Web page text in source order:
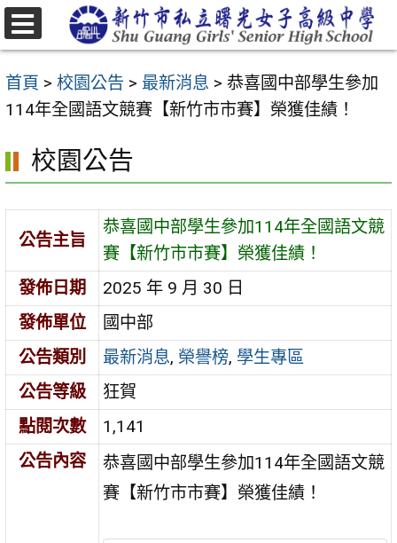
跳
至
要
內
區
首頁 > 校園公告 > 最新消息 > 恭喜國中部學生參加
114年全國語文競賽【新竹市市賽】榮獲佳績！
校園公告
公告主旨
恭喜國中部學生參加114年全國語文競
賽【新竹市市賽】榮獲佳績！
發佈日期
2025 年 9 月 30 日
發佈單位
國中部
公告類別
最新消息, 榮譽榜, 學生專區
公告等級
狂賀
點閱次數
1,141
公告內容
恭喜國中部學生參加114年全國語文競
賽【新竹市市賽】榮獲佳績！
選
單